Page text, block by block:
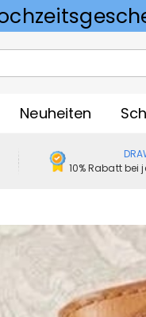
Neuheiten
10% Rabatt bei